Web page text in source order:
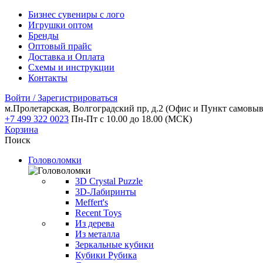
Бизнес сувениры с лого
Игрушки оптом
Бренды
Оптовый прайс
Доставка и Оплата
Схемы и инструкции
Контакты
Войти / Зарегистрироваться
м.Пролетарская, Волгоградский пр, д.2 (Офис и Пункт
+7 499 322 0023 Пн-Пт с 10.00 до 18.00 (МСК)
Корзина
Поиск
Головоломки
3D Crystal Puzzle
3D-Лабиринты
Meffert's
Recent Toys
Из дерева
Из металла
Зеркальные кубики
Кубики Рубика